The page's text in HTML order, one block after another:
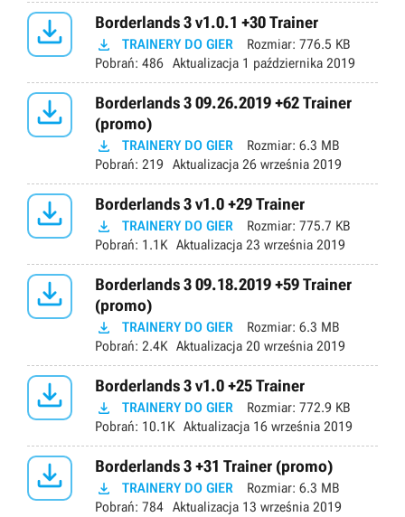
 Borderlands 3 v1.0.1 +30 Trainer
 TRAINERY DO GIER Rozmiar: 776.5 KB
Pobrań: 486 Aktualizacja 1 października 2019

Borderlands 3 09.26.2019 +62 Trainer
(promo)
 TRAINERY DO GIER Rozmiar: 6.3 MB
Pobrań: 219 Aktualizacja 26 września 2019
 Borderlands 3 v1.0 +29 Trainer
 TRAINERY DO GIER Rozmiar: 775.7 KB
Pobrań: 1.1K Aktualizacja 23 września 2019

Borderlands 3 09.18.2019 +59 Trainer
(promo)
 TRAINERY DO GIER Rozmiar: 6.3 MB
Pobrań: 2.4K Aktualizacja 20 września 2019
 Borderlands 3 v1.0 +25 Trainer
 TRAINERY DO GIER Rozmiar: 772.9 KB
Pobrań: 10.1K Aktualizacja 16 września 2019
 Borderlands 3 +31 Trainer (promo)
 TRAINERY DO GIER Rozmiar: 6.3 MB
Pobrań: 784 Aktualizacja 13 września 2019